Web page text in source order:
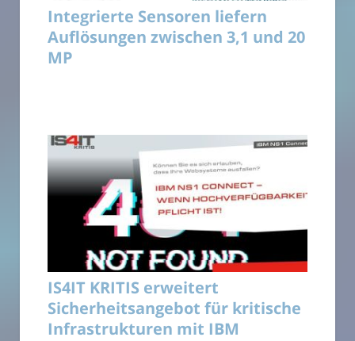
Integrierte Sensoren liefern
Auflösungen zwischen 3,1 und 20
MP
IS4IT KRITIS erweitert
Sicherheitsangebot für kritische
Infrastrukturen mit IBM